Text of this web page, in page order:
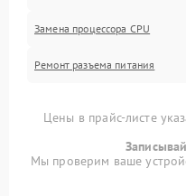
Замена процессора CPU
Ремонт разъема питания
Цены в прайс-листе
Мы проверим ваше